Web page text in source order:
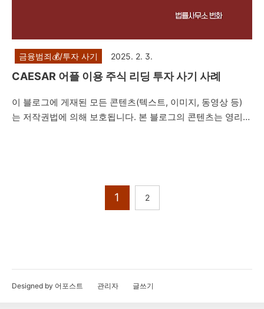
금융범죄💰/투자 사기 2025. 2. 3.
CAESAR 어플 이용 주식 리딩 투자 사기 사례
이 블로그에 게재된 모든 콘텐츠(텍스트, 이미지, 동영상 등)
는 저작권법에 의해 보호됩니다. 본 블로그의 콘텐츠는 영리적
은 'CAESAR'라는 허위의 MTS(Mobile Trading System) 어플
을 이용한 투자를 권유하면서 네이버 밴드방, 카카오톡 단체채
1 2
Designed by 어포스트 관리자 글쓰기